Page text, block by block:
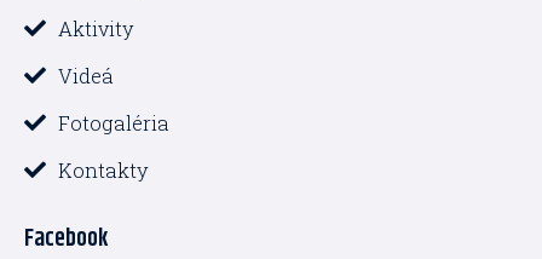
Aktivity
Videá
Fotogaléria
Kontakty
Facebook